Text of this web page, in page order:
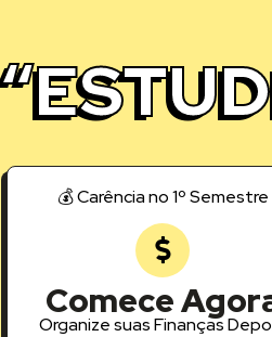
💰 Carência no 1º Semestre
Comece
Organize suas Finanças